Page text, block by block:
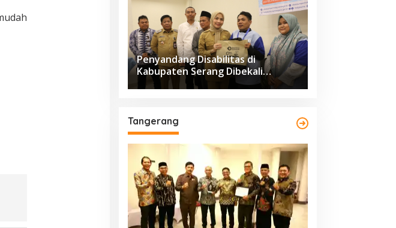
Penyandang Disabilitas di
Kabupaten Serang Dibekali
Pelatihan Pengolahan Hasil
Tangerang